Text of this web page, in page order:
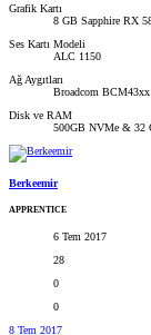
Grafik Kartı
8 GB Sapphire RX
Ses Kartı Modeli
ALC 1150
Ağ Aygıtları
Broadcom
Disk ve RAM
500GB NVMe & 32
Berkeemir
APPRENTICE
6 Tem 2017
28
0
0
8 Tem 2017